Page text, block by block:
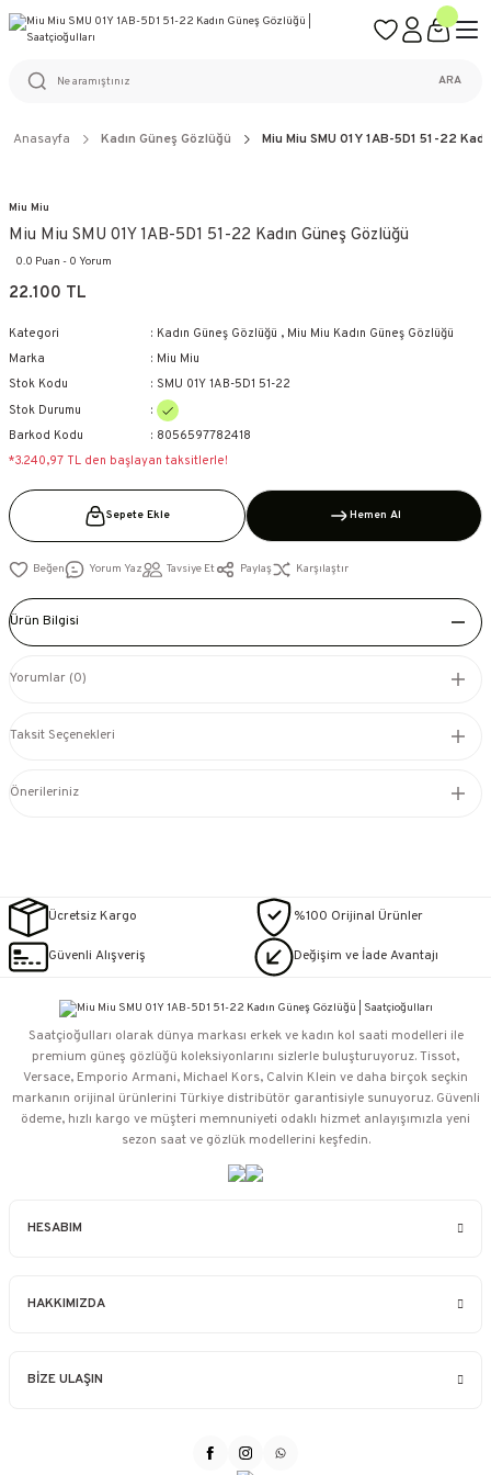
%100 ORİJİNAL ÜRÜN GARANTİSİ
ARA
Anasayfa Kadın Güneş Gözlüğü Miu Miu SMU 01Y 1AB-5D1 51-22
Miu Miu
Miu Miu SMU 01Y 1AB-5D1 51-22 Kadın Güneş Gözlüğü
0.0 Puan - 0 Yorum
22.100 TL
Kategori Kadın Güneş Gözlüğü , Miu Miu Kadın Güneş Gözlüğü
Marka
Miu Miu
Stok Kodu
SMU 01Y 1AB-5D1 51-22
Stok Durumu
Barkod Kodu
8056597782418
*3.240,97 TL den başlayan taksitlerle!
Sepete Ekle Hemen Al
Yorum Yaz Tavsiye Et Paylaş Karşılaştır
Ürün Bilgisi
Yorumlar (0)
Taksit Seçenekleri
Önerileriniz
Ücretsiz Kargo %100 Orijinal Ürünler
Güvenli Alışveriş Değişim ve İade Avantajı
HESABIM
HAKKIMIZDA
BİZE ULAŞIN
Saatçioğulları⁠ olarak dünya markası erkek ve kadın kol saati modelleri ile
premium güneş gözlüğü koleksiyonlarını sizlerle buluşturuyoruz. Tissot,
Versace, Emporio Armani, Michael Kors, Calvin Klein ve daha birçok seçkin
markanın orijinal ürünlerini Türkiye distribütör garantisiyle sunuyoruz. Güvenli
ödeme, hızlı kargo ve müşteri memnuniyeti odaklı hizmet anlayışımızla yeni
sezon saat ve gözlük modellerini keşfedin.